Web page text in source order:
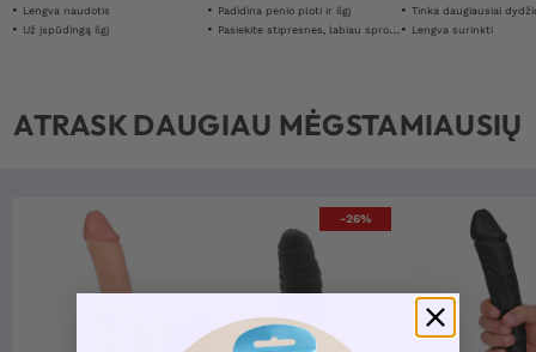
Lengva naudotis
Už įspūdingą ilgį
Padidina penio ploti ir ilgį
Pasiekite stipresnes, labiau sprogstančias ejakuliacijas
Tinka daugiausiai
Lengva surinkti
ATRASK DAUGIAU MĖGSTAMIAUSIŲ
-26%